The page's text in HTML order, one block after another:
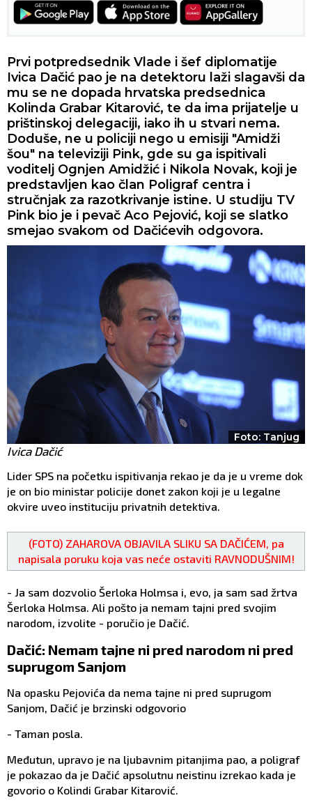
Prvi potpredsednik Vlade i šef diplomatije
Ivica Dačić pao je na detektoru laži slagavši da
mu se ne dopada hrvatska predsednica
Kolinda Grabar Kitarović, te da ima prijatelje u
prištinskoj delegaciji, iako ih u stvari nema.
Doduše, ne u policiji nego u emisiji "Amidži
šou" na televiziji Pink, gde su ga ispitivali
voditelj Ognjen Amidžić i Nikola Novak, koji je
predstavljen kao član Poligraf centra i
stručnjak za razotkrivanje istine. U studiju TV
Pink bio je i pevač Aco Pejović, koji se slatko
smejao svakom od Dačićevih odgovora.
Foto: Tanjug
Ivica Dačić
Lider SPS na početku ispitivanja rekao je da je u vreme dok
je on bio ministar policije donet zakon koji je u legalne
okvire uveo instituciju privatnih detektiva.
(FOTO) ZAHAROVA OBJAVILA SLIKU SA DAČIĆEM, pa
napisala poruku koja vas neće ostaviti RAVNODUŠNIM!
- Ja sam dozvolio Šerloka Holmsa i, evo, ja sam sad žrtva
Šerloka Holmsa. Ali pošto ja nemam tajni pred svojim
narodom, izvolite - poručio je Dačić.
Dačić: Nemam tajne ni pred narodom ni pred
suprugom Sanjom
Na opasku Pejovića da nema tajne ni pred suprugom
Sanjom, Dačić je brzinski odgovorio
- Taman posla.
Međutun, upravo je na ljubavnim pitanjima pao, a poligraf
je pokazao da je Dačić apsolutnu neistinu izrekao kada je
govorio o Kolindi Grabar Kitarović.